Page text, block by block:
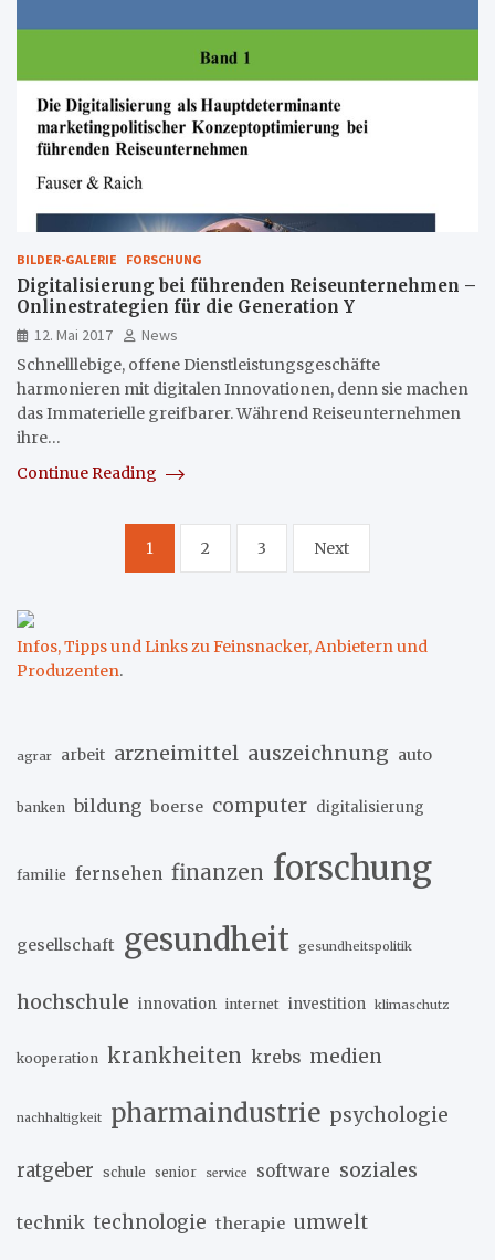
BILDER-GALERIE FORSCHUNG
Digitalisierung bei führenden Reiseunternehmen –
Onlinestrategien für die Generation Y
12. Mai 2017
News
Schnelllebige, offene Dienstleistungsgeschäfte
harmonieren mit digitalen Innovationen, denn sie machen
das Immaterielle greifbarer. Während Reiseunternehmen
ihre…
Continue Reading
Seitennummerierung
Beiträge
1 2 3 Next
Infos, Tipps und Links zu Feinsnacker, Anbietern und
Produzenten.
agrar arbeit arzneimittel auszeichnung auto
banken bildung boerse computer digitalisierung
familie fernsehen finanzen forschung
gesellschaft gesundheit gesundheitspolitik
hochschule innovation internet investition klimaschutz
kooperation krankheiten krebs medien
nachhaltigkeit pharmaindustrie psychologie
ratgeber schule senior service software soziales
technik technologie therapie umwelt